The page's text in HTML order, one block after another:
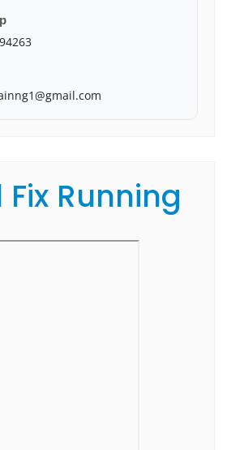
Running